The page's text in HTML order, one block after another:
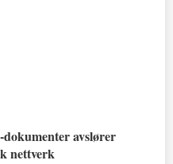
avslører
nettverk